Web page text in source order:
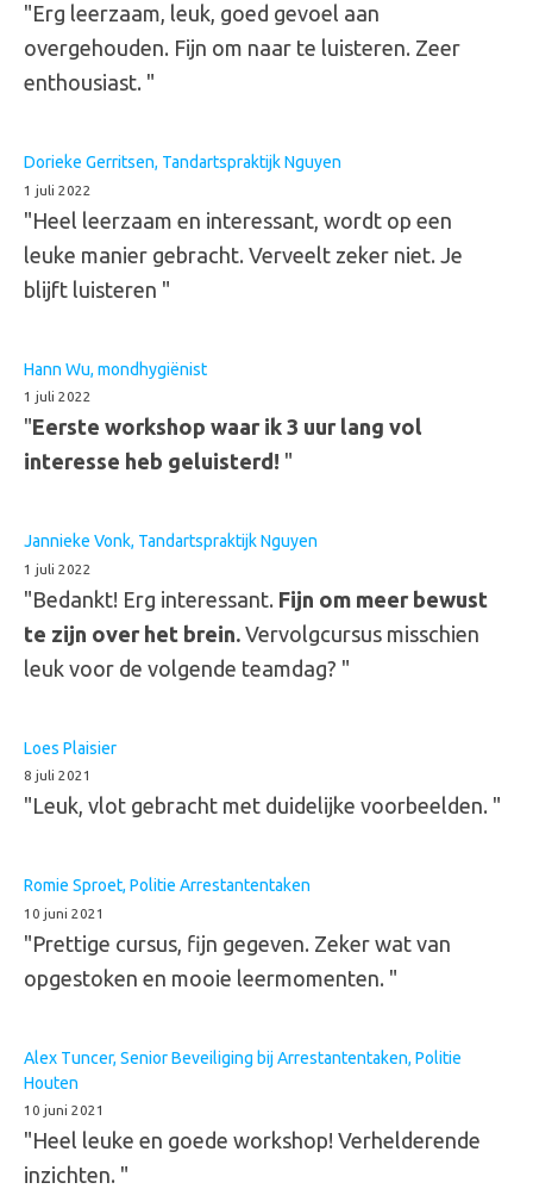
"Erg leerzaam, leuk, goed gevoel aan
overgehouden. Fijn om naar te luisteren. Zeer
enthousiast. "
Dorieke Gerritsen, Tandartspraktijk Nguyen
1 juli 2022
"Heel leerzaam en interessant, wordt op een
leuke manier gebracht. Verveelt zeker niet. Je
blijft luisteren "
Hann Wu, mondhygiënist
1 juli 2022
"Eerste workshop waar ik 3 uur lang vol
interesse heb geluisterd! "
Jannieke Vonk, Tandartspraktijk Nguyen
1 juli 2022
"Bedankt! Erg interessant. Fijn om meer bewust
te zijn over het brein. Vervolgcursus misschien
leuk voor de volgende teamdag? "
Loes Plaisier
8 juli 2021
"Leuk, vlot gebracht met duidelijke voorbeelden. "
Romie Sproet, Politie Arrestantentaken
10 juni 2021
"Prettige cursus, fijn gegeven. Zeker wat van
opgestoken en mooie leermomenten. "
Alex Tuncer, Senior Beveiliging bij Arrestantentaken, Politie
Houten
10 juni 2021
"Heel leuke en goede workshop! Verhelderende
inzichten. "